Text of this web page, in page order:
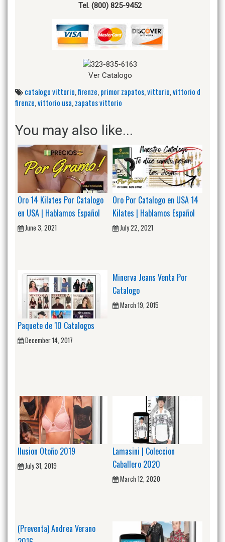
Tel. (800) 825-9452
Ver Catalogo
catalogo vittorio,firenze,primor zapatos,vittorio,vittorio d
firenze,vittorio usa,zapatos vittorio
You may also like...
Oro 14 Kilates Por Catalogo
en USA | Hablamos Español
June 3, 2021
Oro Por Catalogo en USA 14
Kilates | Hablamos Español
July 22, 2021
Paquete de 10 Catalogos
December 14, 2017
Minerva Jeans Venta Por
Catalogo
March 19, 2015
Ilusion Otoño 2019
July 31, 2019
Lamasini | Coleccion
Caballero 2020
March 12, 2020
(Preventa) Andrea Verano